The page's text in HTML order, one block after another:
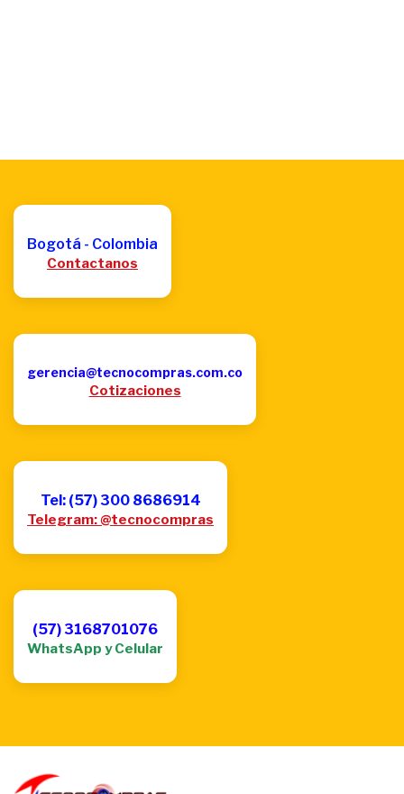
Bogotá - Colombia
Contactanos
gerencia@tecnocompras.com.co
Cotizaciones
Tel: (57) 300 8686914
Telegram: @tecnocompras
(57) 3168701076
WhatsApp y Celular